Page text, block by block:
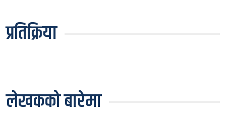
प्रतिक्रिया
लेखकको बारेमा